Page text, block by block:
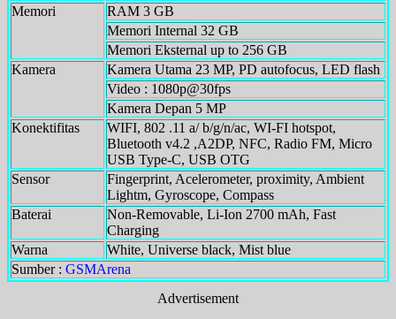
Memori
RAM 3 GB
Memori Internal 32 GB
Memori Eksternal up to 256 GB
Kamera
Kamera Utama 23 MP, PD autofocus, LED flash
Video : 1080p@30fps
Kamera Depan 5 MP
Konektifitas
WIFI, 802 .11 a/ b/g/n/ac, WI-FI hotspot,
Bluetooth v4.2 ,A2DP, NFC, Radio FM, Micro
USB Type-C, USB OTG
Sensor
Fingerprint, Acelerometer, proximity, Ambient
Lightm, Gyroscope, Compass
Baterai
Non-Removable, Li-Ion 2700 mAh, Fast
Charging
Warna
White, Universe black, Mist blue
Sumber : GSMArena
Advertisement